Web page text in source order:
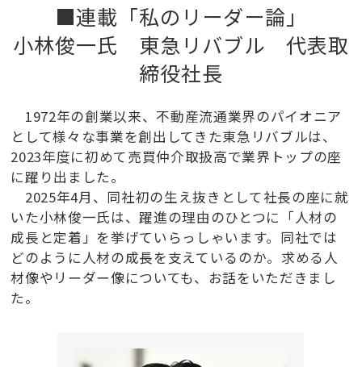
■連載「私のリーダー論」
小林俊一氏 東急リバブル 代表取
締役社長
1972年の創業以来、不動産流通業界のパイオニア
として様々な事業を創出してきた東急リバブルは、
2023年度に初めて売買仲介取扱高で業界トップの座
に躍り出ました。
2025年4月、同社初の生え抜きとして社長の座に就
いた小林俊一氏は、躍進の理由のひとつに「人材の
成長と定着」を挙げていらっしゃいます。同社では
どのように人材の成長を支えているのか。求める人
材像やリーダー像についても、お話をいただきまし
た。